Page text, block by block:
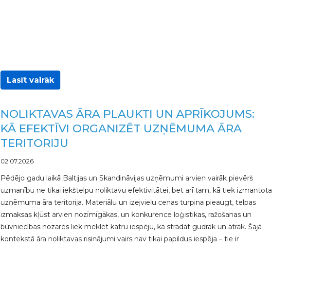
Lasīt vairāk
NOLIKTAVAS ĀRA PLAUKTI UN APRĪKOJUMS:
KĀ EFEKTĪVI ORGANIZĒT UZŅĒMUMA ĀRA
TERITORIJU
02.07.2026
Pēdējo gadu laikā Baltijas un Skandināvijas uzņēmumi arvien vairāk pievērš
uzmanību ne tikai iekštelpu noliktavu efektivitātei, bet arī tam, kā tiek izmantota
uzņēmuma āra teritorija. Materiālu un izejvielu cenas turpina pieaugt, telpas
izmaksas kļūst arvien nozīmīgākas, un konkurence loģistikas, ražošanas un
būvniecības nozarēs liek meklēt katru iespēju, kā strādāt gudrāk un ātrāk. Šajā
kontekstā āra noliktavas risinājumi vairs nav tikai papildus iespēja – tie ir